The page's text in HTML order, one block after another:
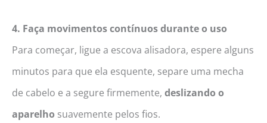
4. Faça movimentos contínuos durante o uso
Para começar, ligue a escova alisadora, espere alguns
minutos para que ela esquente, separe uma mecha
de cabelo e a segure firmemente, deslizando o
aparelho suavemente pelos fios.